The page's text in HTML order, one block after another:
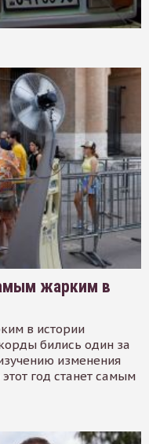
жарким в
в истории
бились один за
изменения
год станет самым